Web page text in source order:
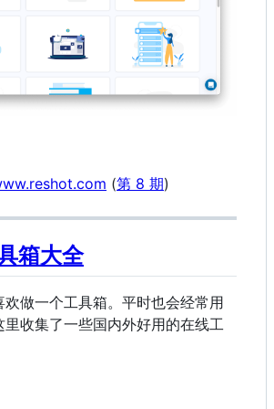
(第 8 期)
箱大全
做一个工具箱。平时也会经常用
里收集了一些国内外好用的在线工